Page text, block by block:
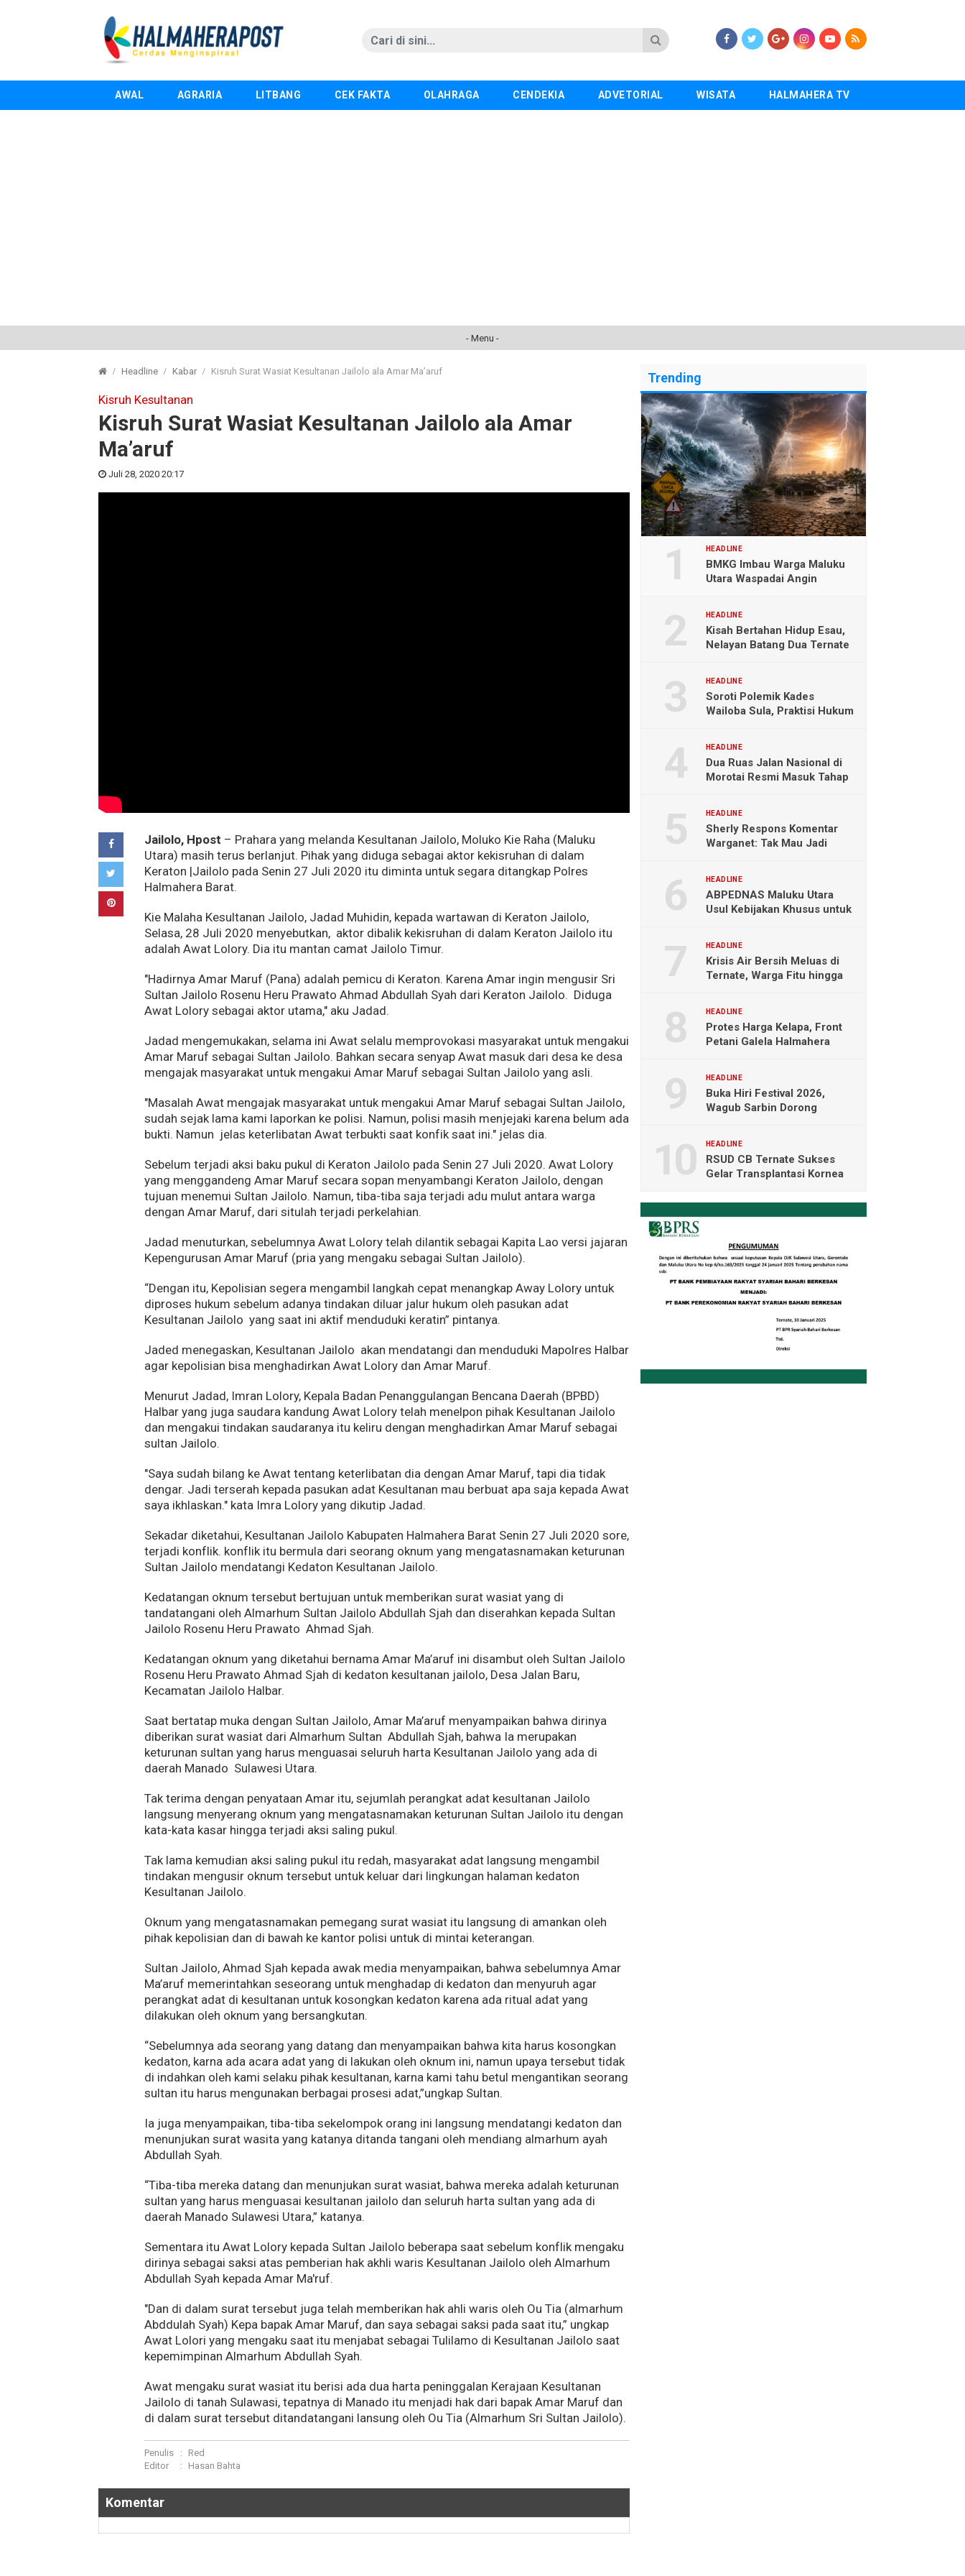
AWAL AGRARIA LITBANG CEK FAKTA OLAHRAGA CENDEKIA ADVETORIAL WISATA HALMAHERA TV
- Menu -
Headline Kabar Kisruh Surat Wasiat Kesultanan Jailolo ala Amar Ma’aruf
Kisruh Kesultanan
Kisruh Surat Wasiat Kesultanan Jailolo ala Amar
Ma’aruf
Juli 28, 2020 20:17
Jailolo, Hpost – Prahara yang melanda Kesultanan Jailolo, Moluko Kie Raha (Maluku
Utara) masih terus berlanjut. Pihak yang diduga sebagai aktor kekisruhan di dalam
Keraton |Jailolo pada Senin 27 Juli 2020 itu diminta untuk segara ditangkap Polres
Halmahera Barat.
Kie Malaha Kesultanan Jailolo, Jadad Muhidin, kepada wartawan di Keraton Jailolo,
Selasa, 28 Juli 2020 menyebutkan, aktor dibalik kekisruhan di dalam Keraton Jailolo itu
adalah Awat Lolory. Dia itu mantan camat Jailolo Timur.
"Hadirnya Amar Maruf (Pana) adalah pemicu di Keraton. Karena Amar ingin mengusir Sri
Sultan Jailolo Rosenu Heru Prawato Ahmad Abdullah Syah dari Keraton Jailolo. Diduga
Awat Lolory sebagai aktor utama," aku Jadad.
Jadad mengemukakan, selama ini Awat selalu memprovokasi masyarakat untuk mengakui
Amar Maruf sebagai Sultan Jailolo. Bahkan secara senyap Awat masuk dari desa ke desa
mengajak masyarakat untuk mengakui Amar Maruf sebagai Sultan Jailolo yang asli.
"Masalah Awat mengajak masyarakat untuk mengakui Amar Maruf sebagai Sultan Jailolo,
sudah sejak lama kami laporkan ke polisi. Namun, polisi masih menjejaki karena belum ada
bukti. Namun jelas keterlibatan Awat terbukti saat konfik saat ini." jelas dia.
Sebelum terjadi aksi baku pukul di Keraton Jailolo pada Senin 27 Juli 2020. Awat Lolory
yang menggandeng Amar Maruf secara sopan menyambangi Keraton Jailolo, dengan
tujuan menemui Sultan Jailolo. Namun, tiba-tiba saja terjadi adu mulut antara warga
dengan Amar Maruf, dari situlah terjadi perkelahian.
Jadad menuturkan, sebelumnya Awat Lolory telah dilantik sebagai Kapita Lao versi jajaran
Kepengurusan Amar Maruf (pria yang mengaku sebagai Sultan Jailolo).
“Dengan itu, Kepolisian segera mengambil langkah cepat menangkap Away Lolory untuk
diproses hukum sebelum adanya tindakan diluar jalur hukum oleh pasukan adat
Kesultanan Jailolo yang saat ini aktif menduduki keratin” pintanya.
Jaded menegaskan, Kesultanan Jailolo akan mendatangi dan menduduki Mapolres Halbar
agar kepolisian bisa menghadirkan Awat Lolory dan Amar Maruf.
Menurut Jadad, Imran Lolory, Kepala Badan Penanggulangan Bencana Daerah (BPBD)
Halbar yang juga saudara kandung Awat Lolory telah menelpon pihak Kesultanan Jailolo
dan mengakui tindakan saudaranya itu keliru dengan menghadirkan Amar Maruf sebagai
sultan Jailolo.
"Saya sudah bilang ke Awat tentang keterlibatan dia dengan Amar Maruf, tapi dia tidak
dengar. Jadi terserah kepada pasukan adat Kesultanan mau berbuat apa saja kepada Awat
saya ikhlaskan." kata Imra Lolory yang dikutip Jadad.
Sekadar diketahui, Kesultanan Jailolo Kabupaten Halmahera Barat Senin 27 Juli 2020 sore,
terjadi konflik. konflik itu bermula dari seorang oknum yang mengatasnamakan keturunan
Sultan Jailolo mendatangi Kedaton Kesultanan Jailolo.
Kedatangan oknum tersebut bertujuan untuk memberikan surat wasiat yang di
tandatangani oleh Almarhum Sultan Jailolo Abdullah Sjah dan diserahkan kepada Sultan
Jailolo Rosenu Heru Prawato Ahmad Sjah.
Kedatangan oknum yang diketahui bernama Amar Ma’aruf ini disambut oleh Sultan Jailolo
Rosenu Heru Prawato Ahmad Sjah di kedaton kesultanan jailolo, Desa Jalan Baru,
Kecamatan Jailolo Halbar.
Saat bertatap muka dengan Sultan Jailolo, Amar Ma’aruf menyampaikan bahwa dirinya
diberikan surat wasiat dari Almarhum Sultan Abdullah Sjah, bahwa Ia merupakan
keturunan sultan yang harus menguasai seluruh harta Kesultanan Jailolo yang ada di
daerah Manado Sulawesi Utara.
Tak terima dengan penyataan Amar itu, sejumlah perangkat adat kesultanan Jailolo
langsung menyerang oknum yang mengatasnamakan keturunan Sultan Jailolo itu dengan
kata-kata kasar hingga terjadi aksi saling pukul.
Tak lama kemudian aksi saling pukul itu redah, masyarakat adat langsung mengambil
tindakan mengusir oknum tersebut untuk keluar dari lingkungan halaman kedaton
Kesultanan Jailolo.
Oknum yang mengatasnamakan pemegang surat wasiat itu langsung di amankan oleh
pihak kepolisian dan di bawah ke kantor polisi untuk di mintai keterangan.
Sultan Jailolo, Ahmad Sjah kepada awak media menyampaikan, bahwa sebelumnya Amar
Ma’aruf memerintahkan seseorang untuk menghadap di kedaton dan menyuruh agar
perangkat adat di kesultanan untuk kosongkan kedaton karena ada ritual adat yang
dilakukan oleh oknum yang bersangkutan.
“Sebelumnya ada seorang yang datang dan menyampaikan bahwa kita harus kosongkan
kedaton, karna ada acara adat yang di lakukan oleh oknum ini, namun upaya tersebut tidak
di indahkan oleh kami selaku pihak kesultanan, karna kami tahu betul mengantikan seorang
sultan itu harus mengunakan berbagai prosesi adat,”ungkap Sultan.
Ia juga menyampaikan, tiba-tiba sekelompok orang ini langsung mendatangi kedaton dan
menunjukan surat wasita yang katanya ditanda tangani oleh mendiang almarhum ayah
Abdullah Syah.
“Tiba-tiba mereka datang dan menunjukan surat wasiat, bahwa mereka adalah keturunan
sultan yang harus menguasai kesultanan jailolo dan seluruh harta sultan yang ada di
daerah Manado Sulawesi Utara,” katanya.
Sementara itu Awat Lolory kepada Sultan Jailolo beberapa saat sebelum konflik mengaku
dirinya sebagai saksi atas pemberian hak akhli waris Kesultanan Jailolo oleh Almarhum
Abdullah Syah kepada Amar Ma'ruf.
"Dan di dalam surat tersebut juga telah memberikan hak ahli waris oleh Ou Tia (almarhum
Abddulah Syah) Kepa bapak Amar Maruf, dan saya sebagai saksi pada saat itu,” ungkap
Awat Lolori yang mengaku saat itu menjabat sebagai Tulilamo di Kesultanan Jailolo saat
kepemimpinan Almarhum Abdullah Syah.
Awat mengaku surat wasiat itu berisi ada dua harta peninggalan Kerajaan Kesultanan
Jailolo di tanah Sulawasi, tepatnya di Manado itu menjadi hak dari bapak Amar Maruf dan
di dalam surat tersebut ditandatangani lansung oleh Ou Tia (Almarhum Sri Sultan Jailolo).
Penulis :
Red
Editor
: Hasan Bahta
Komentar
Trending
HEADLINE
BMKG Imbau Warga Maluku
Utara Waspadai Angin
HEADLINE
Kisah Bertahan Hidup Esau,
Nelayan Batang Dua Ternate
HEADLINE
Soroti Polemik Kades
Wailoba Sula, Praktisi Hukum
HEADLINE
Dua Ruas Jalan Nasional di
Morotai Resmi Masuk Tahap
HEADLINE
Sherly Respons Komentar
Warganet: Tak Mau Jadi
HEADLINE
ABPEDNAS Maluku Utara
Usul Kebijakan Khusus untuk
HEADLINE
Krisis Air Bersih Meluas di
Ternate, Warga Fitu hingga
HEADLINE
Protes Harga Kelapa, Front
Petani Galela Halmahera
HEADLINE
Buka Hiri Festival 2026,
Wagub Sarbin Dorong
HEADLINE
RSUD CB Ternate Sukses
Gelar Transplantasi Kornea